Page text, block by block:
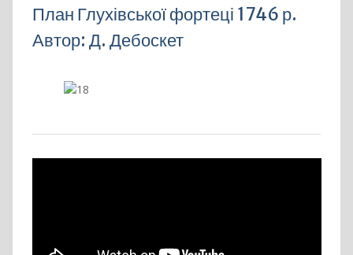
План Глухівської фортеці 1746 р.
Автор: Д. Дебоскет